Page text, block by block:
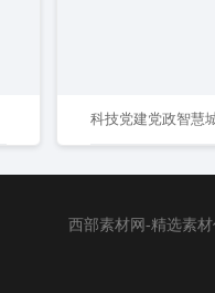
科技党建党政智慧
西部素材网-精选素